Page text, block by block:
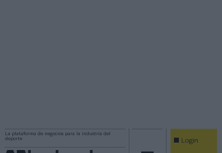
La plataforma de negocios para la industria del
deporte
Login